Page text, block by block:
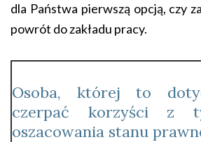
dla Państwa pierwszą opcją, czy
powrót do zakładu pracy.
Osoba, której to
czerpać korzyści z
oszacowania stanu